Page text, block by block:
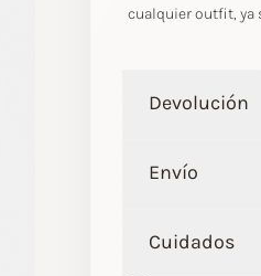
cualquier outfit, ya
Devolución
Envío
Cuidados